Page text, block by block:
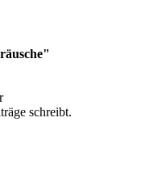
schreibt.